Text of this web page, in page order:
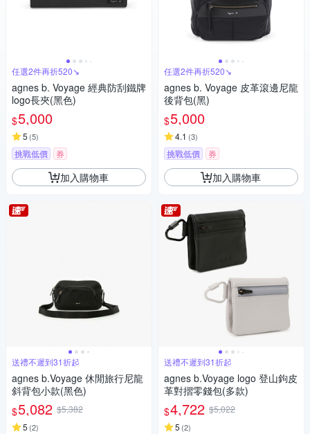
任選2件再折520↘
agnes b. Voyage 經典防刮鐵牌
logo長夾(黑色)
$5,000
5 (5)
挑戰低價 券
加入購物車
送禮不遲到31折起
agnes b.Voyage 休閒旅行尼龍
斜背包小款(黑色)
$5,082 $5,382
5 (2)
任選2件再折520↘
agnes b. Voyage 皮革滾邊尼龍
後背包(黑)
$5,000
4.1 (3)
挑戰低價 券
加入購物車
送禮不遲到31折起
agnes b.Voyage logo 登山鉤皮
革對摺零錢包(多款)
$4,722 $5,022
5 (2)